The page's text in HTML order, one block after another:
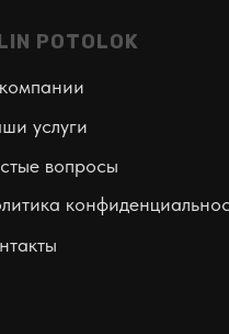
POTOLOK
услуги
вопросы